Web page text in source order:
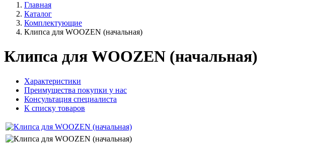
Главная
Каталог
Комплектующие
Клипса для WOOZEN (начальная)
Клипса для WOOZEN (начальная)
Характеристики
Преимущества покупки у нас
Консультация специалиста
К списку товаров